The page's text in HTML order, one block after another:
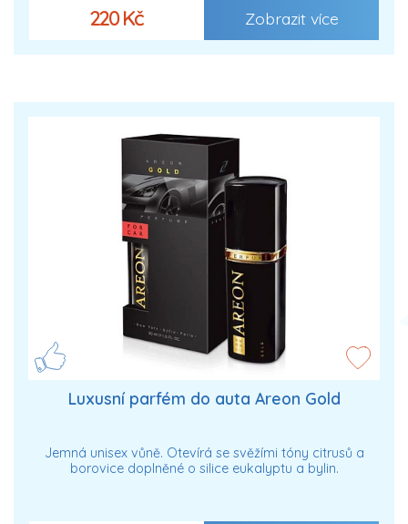
220 Kč Zobrazit více
Luxusní parfém do auta Areon Gold
Jemná unisex vůně. Otevírá se svěžími tóny citrusů a
borovice doplněné o silice eukalyptu a bylin.